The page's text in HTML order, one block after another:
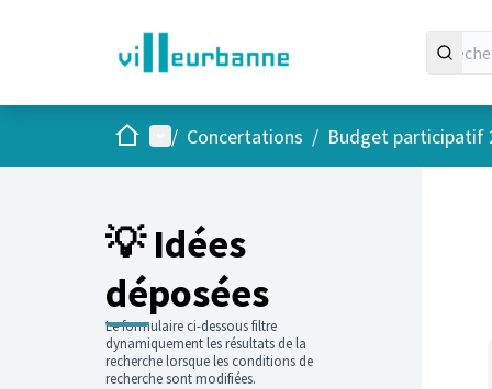
AccueilMenu principal
/ Concertations / Budget participatif
💡 Idées
déposées
Le formulaire ci-dessous filtre
dynamiquement les résultats de la
recherche lorsque les conditions de
recherche sont modifiées.